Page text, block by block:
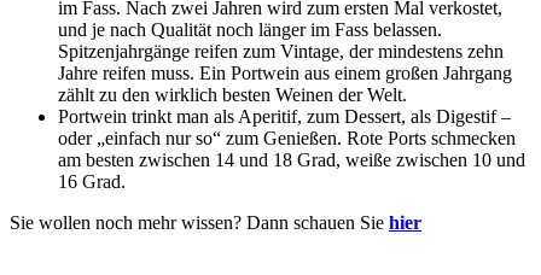
im Fass. Nach zwei Jahren wird zum ersten Mal verkostet,
und je nach Qualität noch länger im Fass belassen.
Spitzenjahrgänge reifen zum Vintage, der mindestens zehn
Jahre reifen muss. Ein Portwein aus einem großen Jahrgang
zählt zu den wirklich besten Weinen der Welt.
Portwein trinkt man als Aperitif, zum Dessert, als Digestif –
oder „einfach nur so“ zum Genießen. Rote Ports schmecken
am besten zwischen 14 und 18 Grad, weiße zwischen 10 und
16 Grad.
Sie wollen noch mehr wissen? Dann schauen Sie hier